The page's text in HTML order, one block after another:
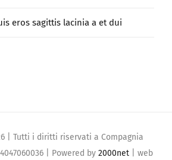
eros sagittis lacinia a et dui
| Tutti i diritti riservati a Compagnia
| Powered by 2000net| web